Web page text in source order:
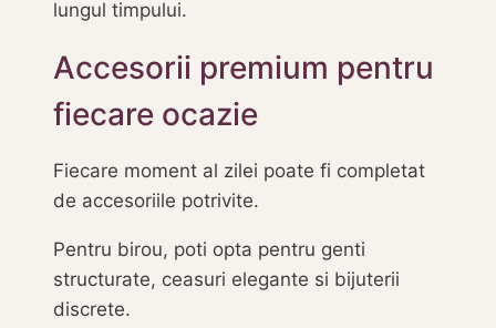
lungul timpului.
Accesorii premium pentru
fiecare ocazie
Fiecare moment al zilei poate fi completat
de accesoriile potrivite.
Pentru birou, poti opta pentru genti
structurate, ceasuri elegante si bijuterii
discrete.